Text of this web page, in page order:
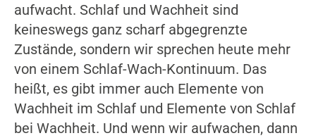
aufwacht. Schlaf und Wachheit sind
keineswegs ganz scharf abgegrenzte
Zustände, sondern wir sprechen heute mehr
von einem Schlaf-Wach-Kontinuum. Das
heißt, es gibt immer auch Elemente von
Wachheit im Schlaf und Elemente von Schlaf
bei Wachheit. Und wenn wir aufwachen, dann